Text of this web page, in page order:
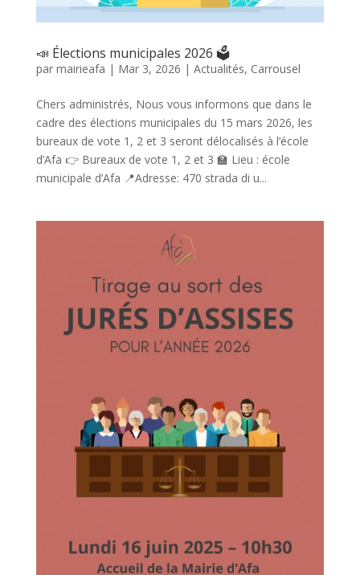
📣 Élections municipales 2026 🗳️
par mairieafa | Mar 3, 2026 | Actualités, Carrousel
Chers administrés, Nous vous informons que dans le
cadre des élections municipales du 15 mars 2026, les
bureaux de vote 1, 2 et 3 seront délocalisés à l’école
d’Afa 👉 Bureaux de vote 1, 2 et 3 🏫 Lieu : école
municipale d’Afa 📍Adresse: 470 strada di u...